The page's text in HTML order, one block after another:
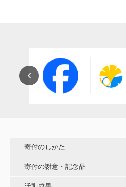
用いただけると幸いです。 <東
ー未来基金（東大VMC基金）>
白石流司、その始まりを赤門に
ジェクト>
寄付のしかた
寄付の謝意・記念品